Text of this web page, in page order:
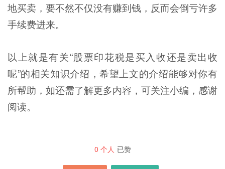
地买卖，要不然不仅没有赚到钱，反而会倒亏许多
手续费进来。
以上就是有关“股票印花税是买入收还是卖出收
呢”的相关知识介绍，希望上文的介绍能够对你有
所帮助，如还需了解更多内容，可关注小编，感谢
阅读。
0 个人 已赞